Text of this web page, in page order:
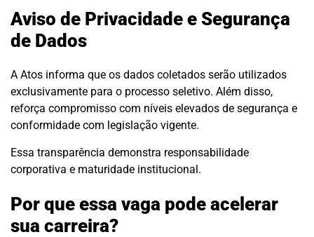
Aviso de Privacidade e Segurança
de Dados
A Atos informa que os dados coletados serão utilizados
exclusivamente para o processo seletivo. Além disso,
reforça compromisso com níveis elevados de segurança e
conformidade com legislação vigente.
Essa transparência demonstra responsabilidade
corporativa e maturidade institucional.
Por que essa vaga pode acelerar
sua carreira?